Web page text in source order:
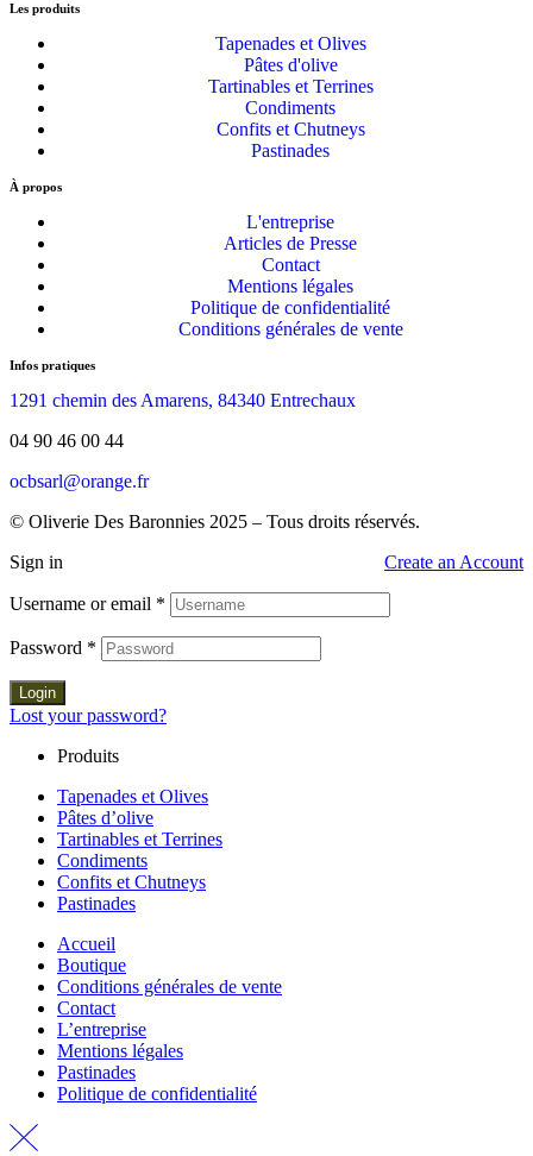
Les produits
Tapenades et Olives
Pâtes d'olive
Tartinables et Terrines
Condiments
Confits et Chutneys
Pastinades
À propos
L'entreprise
Articles de Presse
Contact
Mentions légales
Politique de confidentialité
Conditions générales de vente
Infos pratiques
1291 chemin des Amarens, 84340 Entrechaux
04 90 46 00 44
ocbsarl@orange.fr
© Oliverie Des Baronnies 2025 – Tous droits réservés.
Sign in
Create an Account
Username or email *
Password *
Login
Lost your password?
Produits
Tapenades et Olives
Pâtes d’olive
Tartinables et Terrines
Condiments
Confits et Chutneys
Pastinades
Accueil
Boutique
Conditions générales de vente
Contact
L’entreprise
Mentions légales
Pastinades
Politique de confidentialité